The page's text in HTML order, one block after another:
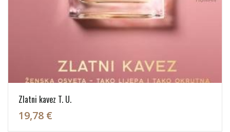
Zlatni kavez T. U.
19,78 €